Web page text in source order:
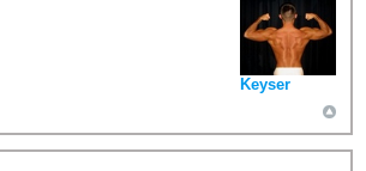
Keyser